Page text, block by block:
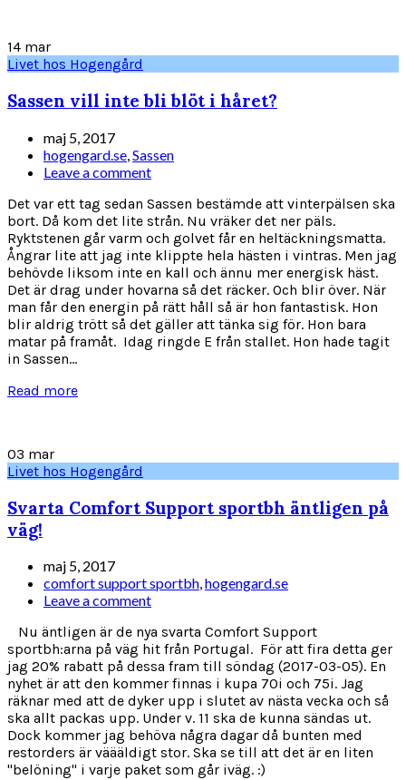
14 mar
Livet hos Hogengård
Sassen vill inte bli blöt i håret?
maj 5, 2017
hogengard.se,Sassen
Leave a comment
Det var ett tag sedan Sassen bestämde att vinterpälsen ska
bort. Då kom det lite strån. Nu vräker det ner päls.
Ryktstenen går varm och golvet får en heltäckningsmatta.
Ångrar lite att jag inte klippte hela hästen i vintras. Men jag
behövde liksom inte en kall och ännu mer energisk häst.
Det är drag under hovarna så det räcker. Och blir över. När
man får den energin på rätt håll så är hon fantastisk. Hon
blir aldrig trött så det gäller att tänka sig för. Hon bara
matar på framåt. Idag ringde E från stallet. Hon hade tagit
in Sassen...
Read more
03 mar
Livet hos Hogengård
Svarta Comfort Support sportbh äntligen på
väg!
maj 5, 2017
comfort support sportbh,hogengard.se
Leave a comment
Nu äntligen är de nya svarta Comfort Support
sportbh:arna på väg hit från Portugal. För att fira detta ger
jag 20% rabatt på dessa fram till söndag (2017-03-05). En
nyhet är att den kommer finnas i kupa 70i och 75i. Jag
räknar med att de dyker upp i slutet av nästa vecka och så
ska allt packas upp. Under v. 11 ska de kunna sändas ut.
Dock kommer jag behöva några dagar då bunten med
restorders är väääldigt stor. Ska se till att det är en liten
"belöning" i varje paket som går iväg. :)